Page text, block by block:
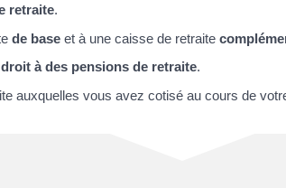
retraite.
de baseet à une caisse de retraite
droit à des pensions de retraite.
auxquelles vous avez cotisé au cours de